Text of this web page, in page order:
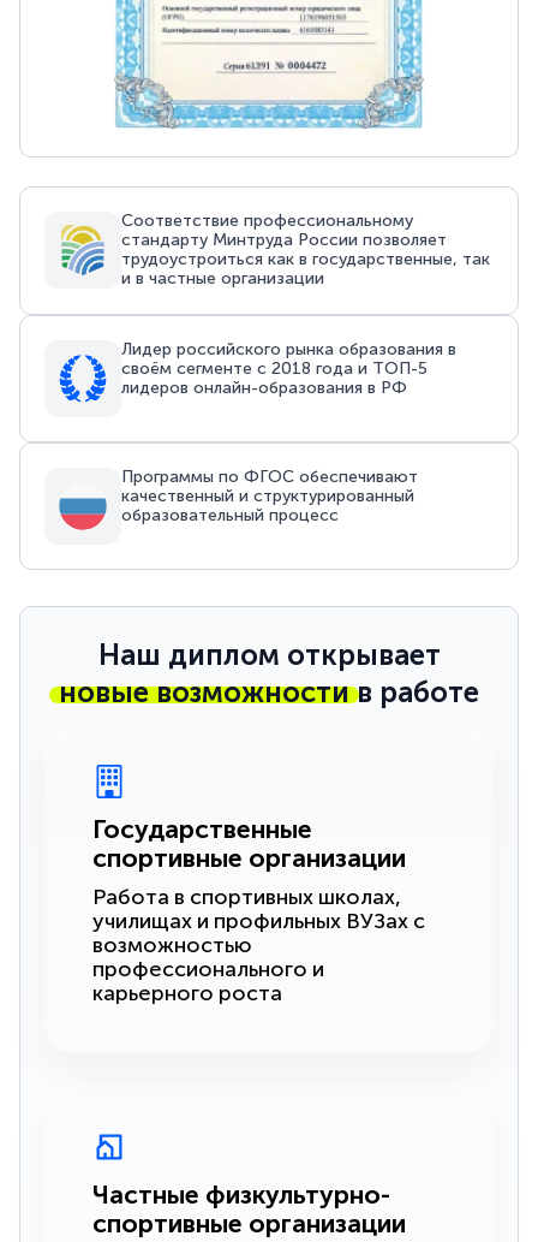
Соответствие профессиональному
стандарту Минтруда России позволяет
трудоустроиться как в государственные, так
и в частные организации
Лидер российского рынка образования в
своём сегменте с 2018 года и ТОП-5
лидеров онлайн-образования в РФ
Программы по ФГОС обеспечивают
качественный и структурированный
образовательный процесс
Наш диплом открывает
новые возможностив работе
Государственные
спортивные организации
Работа в спортивных школах,
училищах и профильных ВУЗах с
возможностью
профессионального и
карьерного роста
Частные физкультурно-
спортивные организации